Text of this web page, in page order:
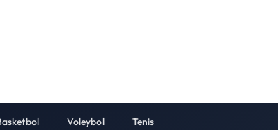
Voleybol Tenis